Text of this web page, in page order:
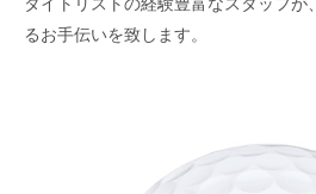
タイトリストの経験豊富なスタッフが
るお手伝いを致します。